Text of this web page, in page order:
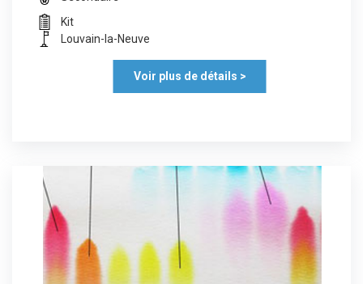
Kit
Louvain-la-Neuve
Voir plus de détails >